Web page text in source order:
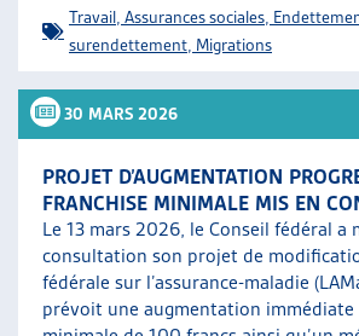
Travail Assurances sociales
surendettement Migrations
30 MARS 2026
PROJET D’AUGMENTATION
FRANCHISE MINIMALE MIS EN
Le 13 mars 2026, le Conseil fédéral a
consultation son projet de
fédérale sur l’assurance-maladie
prévoit une augmentation immédiate